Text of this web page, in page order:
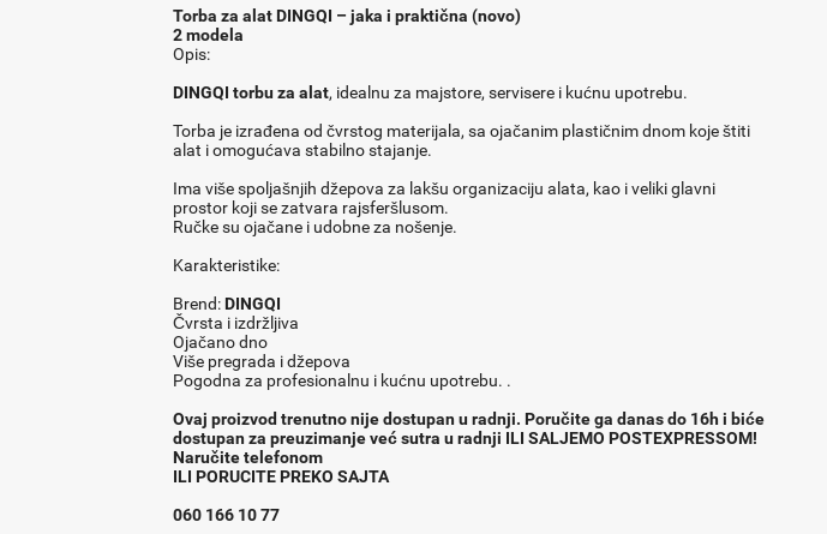
Torba za alat DINGQI – jaka i praktična (novo)
2 modela
Opis:
DINGQI torbu za alat, idealnu za majstore, servisere i kućnu upotrebu.
Torba je izrađena od čvrstog materijala, sa ojačanim plastičnim dnom koje štiti
alat i omogućava stabilno stajanje.
Ima više spoljašnjih džepova za lakšu organizaciju alata, kao i veliki glavni
prostor koji se zatvara rajsferšlusom.
Ručke su ojačane i udobne za nošenje.
Karakteristike:
Brend:DINGQI
Čvrsta i izdržljiva
Ojačano dno
Više pregrada i džepova
Pogodna za profesionalnu i kućnu upotrebu. .
Ovaj proizvod trenutno nije dostupan u radnji. Poručite ga danas do 16h i biće
dostupan za preuzimanje već sutra u radnji ILI SALJEMO POSTEXPRESSOM!
Naručite telefonom
ILI PORUCITE PREKO SAJTA
060 166 10 77